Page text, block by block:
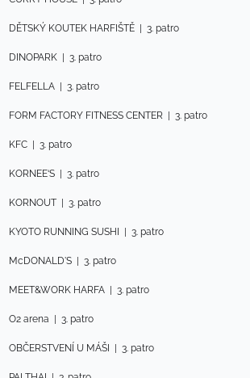
DĚTSKÝ KOUTEK HARFIŠTĚ | 3. patro
DINOPARK | 3. patro
FELFELLA | 3. patro
FORM FACTORY FITNESS CENTER | 3. patro
KFC | 3. patro
KORNEE‘S | 3. patro
KORNOUT | 3. patro
KYOTO RUNNING SUSHI | 3. patro
McDONALD'S | 3. patro
MEET&WORK HARFA | 3. patro
O2 arena | 3. patro
OBČERSTVENÍ U MÁŠI | 3. patro